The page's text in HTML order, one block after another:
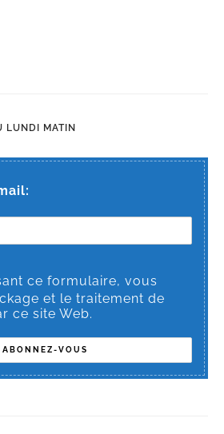
LUNDI MATIN
ce formulaire, vous
et le traitement de
ce site Web.